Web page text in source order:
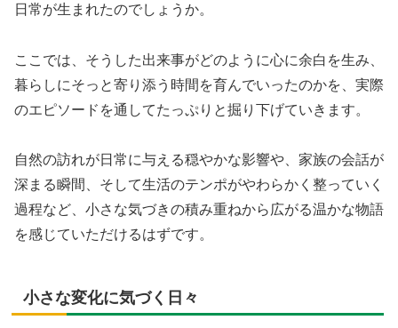
日常が生まれたのでしょうか。
ここでは、そうした出来事がどのように心に余白を生み、
暮らしにそっと寄り添う時間を育んでいったのかを、実際
のエピソードを通してたっぷりと掘り下げていきます。
自然の訪れが日常に与える穏やかな影響や、家族の会話が
深まる瞬間、そして生活のテンポがやわらかく整っていく
過程など、小さな気づきの積み重ねから広がる温かな物語
を感じていただけるはずです。
小さな変化に気づく日々